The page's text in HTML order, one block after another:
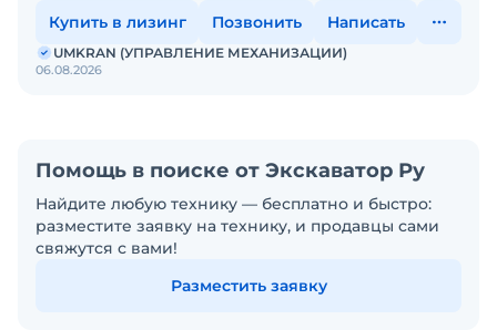
Купить в лизинг Позвонить Написать
06.08.2026
UMKRAN (УПРАВЛЕНИЕ МЕХАНИЗАЦИИ)
Помощь в поиске от Экскаватор Ру
Найдите любую технику — бесплатно и быстро:
разместите заявку на технику, и продавцы сами
свяжутся с вами!
Разместить заявку